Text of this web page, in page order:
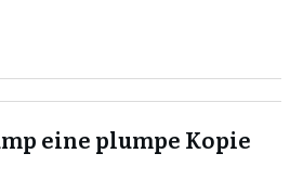
eine plumpe Kopie